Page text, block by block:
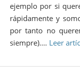
ejemplo por si
rápidamente y
por tanto no
siempre).… Leer